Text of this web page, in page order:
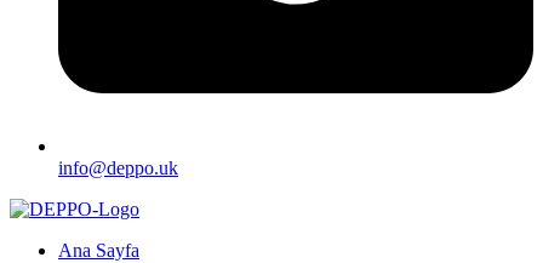
info@deppo.uk
Ana Sayfa